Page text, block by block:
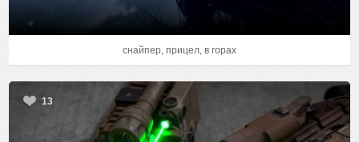
снайпер, прицел, в горах
13